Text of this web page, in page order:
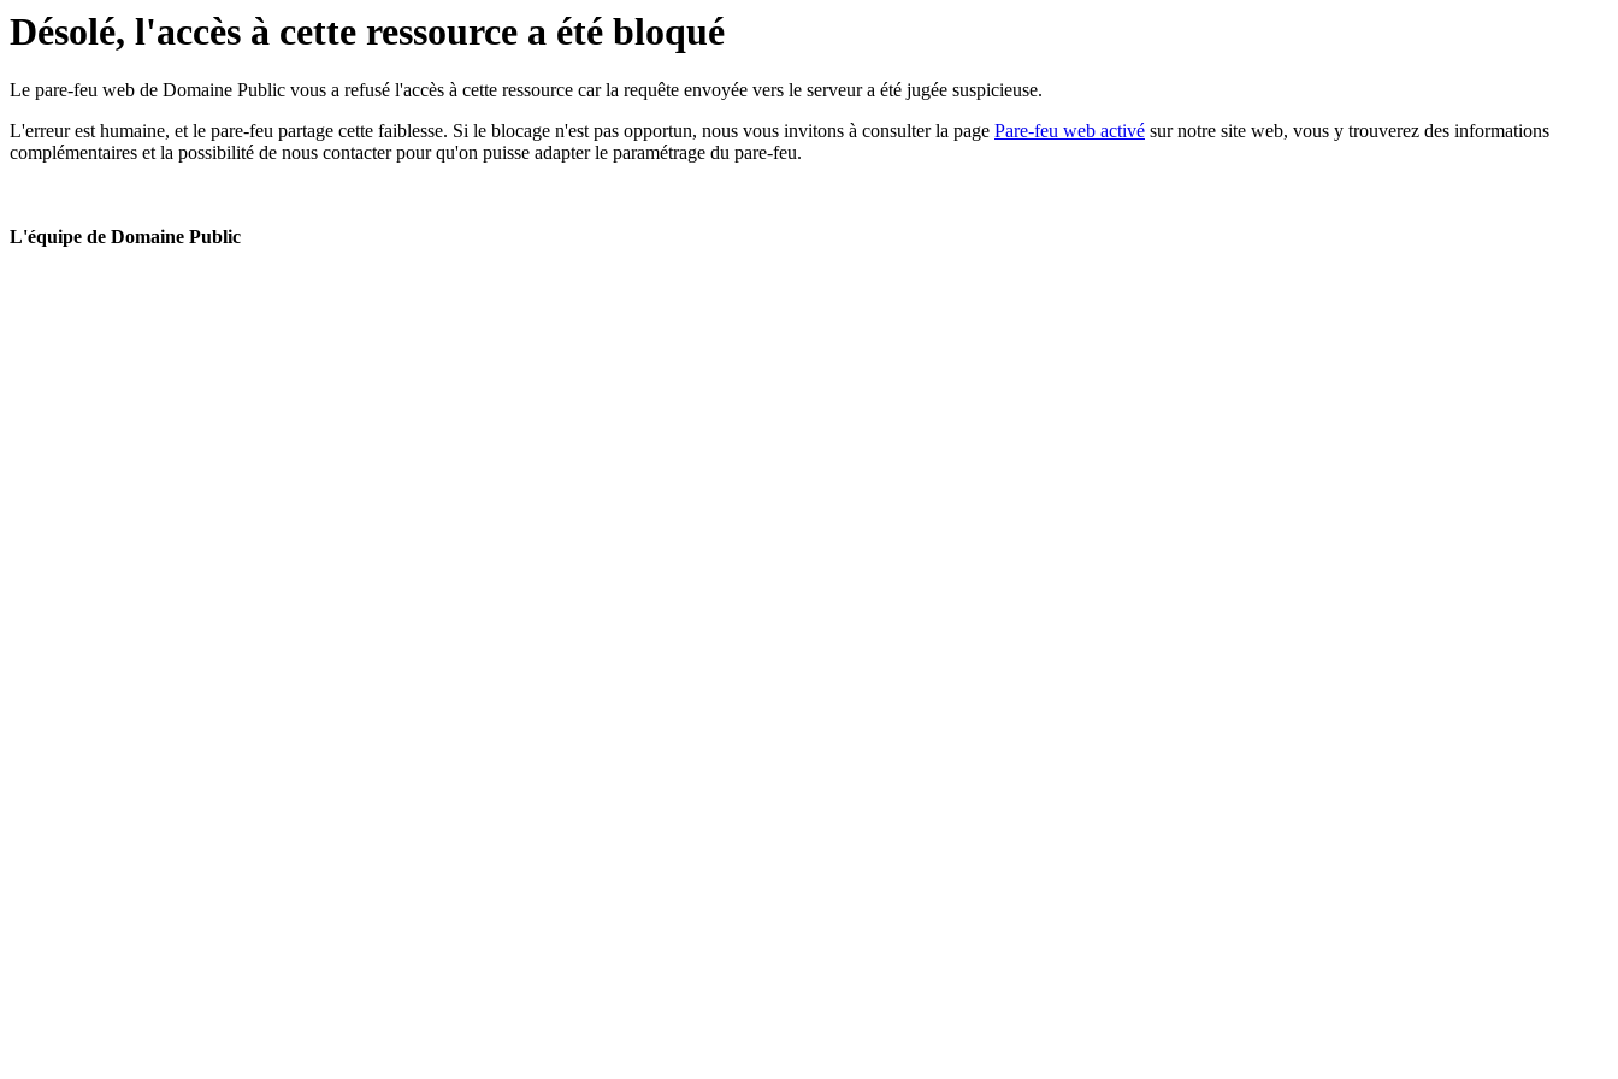
Désolé, l'accès à cette ressource a été bloqué
Le pare-feu web de Domaine Public vous a refusé l'accès à cette ressource car la requête envoyée vers le serveur a été jugée suspicieuse.
L'erreur est humaine, et le pare-feu partage cette faiblesse. Si le blocage n'est pas opportun, nous vous invitons à consulter la page Pare-feu web activé sur notre site web, vous y trouverez des informations
complémentaires et la possibilité de nous contacter pour qu'on puisse adapter le paramétrage du pare-feu.
L'équipe de Domaine Public